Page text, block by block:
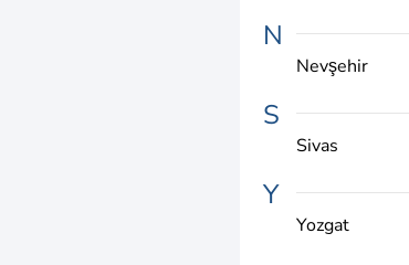
N
Nevşehir
S
Sivas
Y
Yozgat